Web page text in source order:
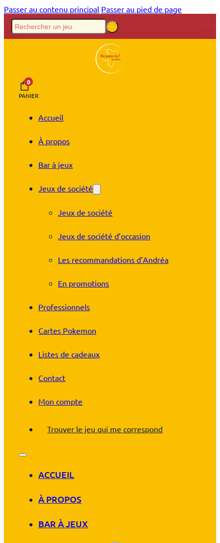
Passer au contenu principal Passer au pied de page
0
PANIER
Accueil
À propos
Bar à jeux
Jeux de société
Jeux de société
Jeux de société d’occasion
Les recommandations d’Andréa
En promotions
Professionnels
Cartes Pokemon
Listes de cadeaux
Contact
Mon compte
Trouver le jeu qui me correspond
ACCUEIL
À PROPOS
BAR À JEUX